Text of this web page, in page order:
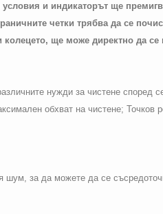
и индикаторът ще
четки трябва да се
колецето, ще може директно да
нужди за чистене според
обхват на чистене; Точков
шум, за да можете да се